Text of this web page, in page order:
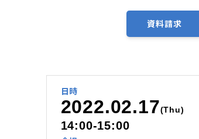
資料請求
日時
2022.02.17(Thu)
14:00-15:00